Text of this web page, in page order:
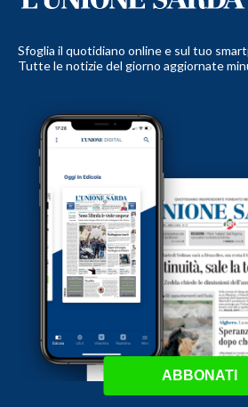
Sfoglia il quotidiano online e sul tuo
Tutte le notizie del giorno aggiornate
ABBONATI